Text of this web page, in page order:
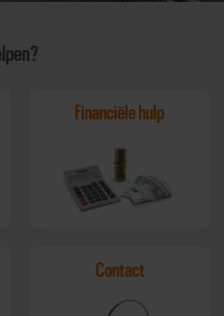
Financiële hulp
Contact